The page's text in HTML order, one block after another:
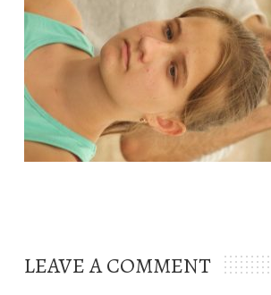
LEAVE A COMMENT